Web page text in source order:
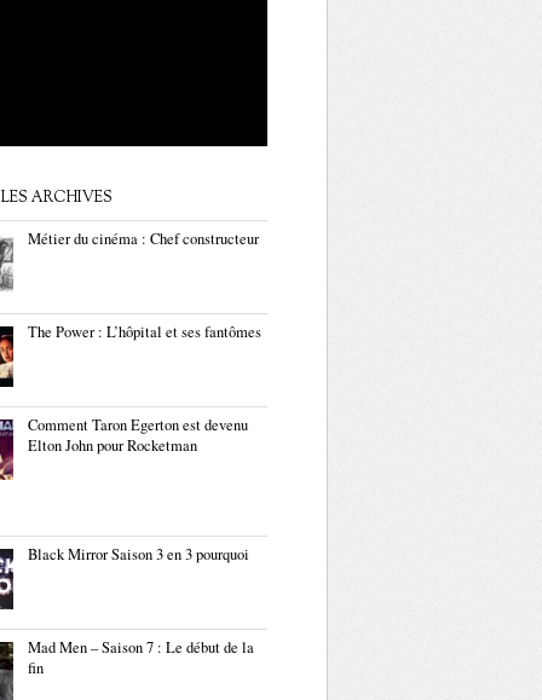
ARCHIVES
Métier du cinéma : Chef constructeur
The Power : L’hôpital et ses fantômes
Comment Taron Egerton est devenu
Elton John pour Rocketman
Black Mirror Saison 3 en 3 pourquoi
Mad Men – Saison 7 : Le début de la
fin